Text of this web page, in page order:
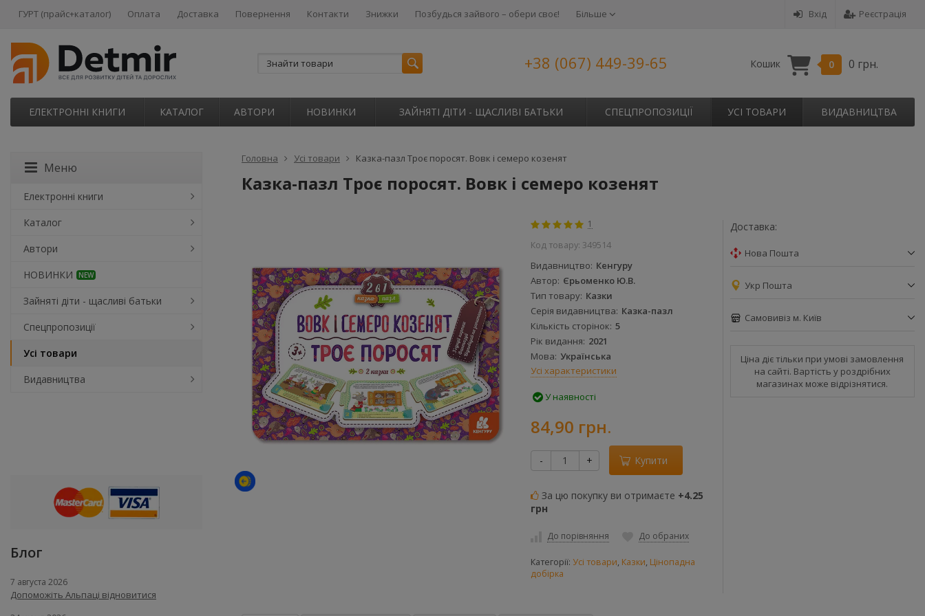
Вхід Реєстрація
ГУРТ (прайс+каталог) Оплата Доставка Повернення Контакти Знижки Позбудься зайвого – обери своє! Більше
+38 (067) 449-39-65 Кошик 0 0 грн.
ЕЛЕКТРОННІ КНИГИ КАТАЛОГ АВТОРИ НОВИНКИ ЗАЙНЯТІ ДІТИ - ЩАСЛИВІ БАТЬКИ СПЕЦПРОПОЗИЦІЇ УСІ ТОВАРИ ВИДАВНИЦТВА
Головна Усі товари Казка-пазл Троє поросят. Вовк і семеро козенят
Казка-пазл Троє поросят. Вовк і семеро козенят
1
Код товару: 349514
Видавництво Кенгуру
Автор Єрьоменко Ю.В.
Тип товару Казки
Серія видавництва Казка-пазл
Кількість сторінок 5
Рік видання 2021
Мова Українська
Усі характеристики
У наявності
84,90 грн.
- + Купити
За цю покупку ви отримаєте +4.25
грн
До порівняння До обраних
Категорії: Усі товари, Казки, Цінопадна
добірка
Доставка:
Нова Пошта
Укр Пошта
Самовивіз м. Київ
Ціна діє тільки при умові замовлення
на сайті. Вартість у роздрібних
магазинах може відрізнятися.
Меню
Електронні книги
Каталог
Автори
НОВИНКИ
NEW
Зайняті діти - щасливі батьки
Спецпропозиції
Усі товари
Видавництва
Блог
7 августа 2026
Допоможіть Альпаці відновитися